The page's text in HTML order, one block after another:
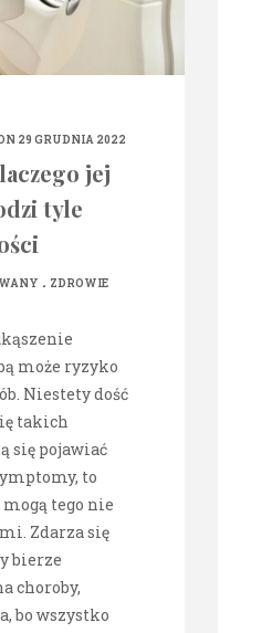
29 GRUDNIA 2022
jej
tyle
. ZDROWIE
może ryzyko
Niestety dość
takich
się pojawiać
to
tego nie
Zdarza się
bierze
choroby,
bo wszystko